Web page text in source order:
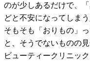
のが少しあるだけで、
どと不安になってしまう
そもそも「おりもの」
と、そうでないものの
ビューティークリニッ